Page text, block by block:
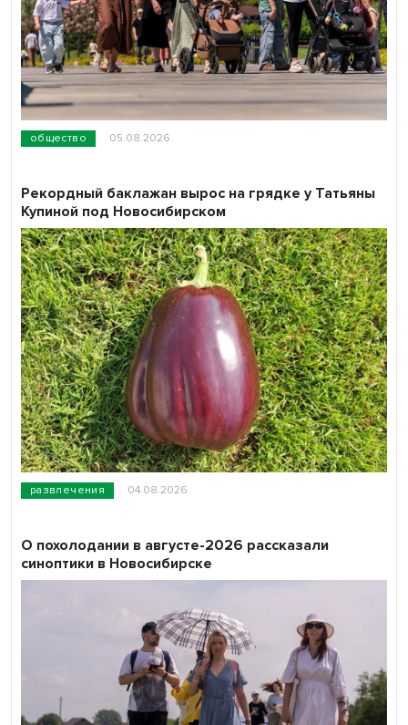
общество 05.08.2026
развлечения 04.08.2026
Рекордный баклажан вырос на грядке у Татьяны
Купиной под Новосибирском
О похолодании в августе-2026 рассказали
синоптики в Новосибирске